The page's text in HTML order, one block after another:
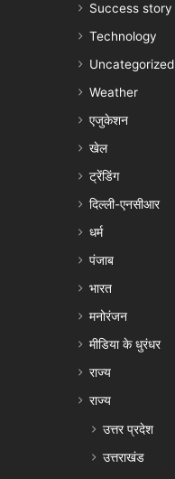
Success story
Technology
Uncategorized
Weather
एजुकेशन
खेल
ट्रेंडिंग
दिल्ली-एनसीआर
धर्म
पंजाब
भारत
मनोरंजन
मीडिया के धुरंधर
राज्य
राज्य
उत्तर प्रदेश
उत्तराखंड